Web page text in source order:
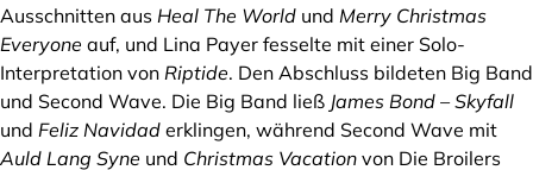
Ausschnitten aus Heal The World und Merry Christmas
Everyone auf, und Lina Payer fesselte mit einer Solo-
Interpretation von Riptide. Den Abschluss bildeten Big Band
und Second Wave. Die Big Band ließ James Bond – Skyfall
und Feliz Navidad erklingen, während Second Wave mit
Auld Lang Syne und Christmas Vacation von Die Broilers